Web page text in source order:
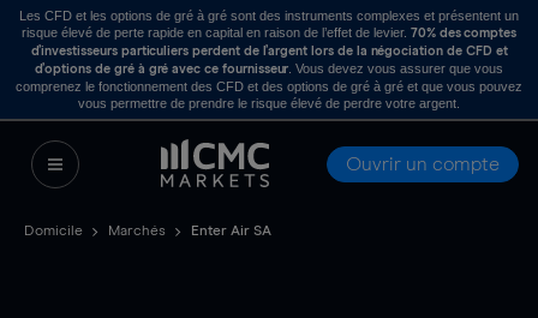
Les CFD et les options de gré à gré sont des instruments complexes et présentent un
risque élevé de perte rapide en capital en raison de l’effet de levier. 70% des comptes
d’investisseurs particuliers perdent de l’argent lors de la négociation de CFD et
d’options de gré à gré avec ce fournisseur . Vous devez vous assurer que vous
comprenez le fonctionnement des CFD et des options de gré à gré et que vous pouvez
vous permettre de prendre le risque élevé de perdre votre argent.
Ouvrir un compte
Domicile Marchés Enter Air SA